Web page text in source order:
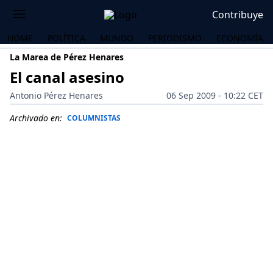
Contribuye
HOME POLÍTICA MUNDO PERIODISMO
ECONOMÍA
La Marea de Pérez Henares
El canal asesino
Antonio Pérez Henares
06 Sep 2009 - 10:22 CET
Archivado en: COLUMNISTAS